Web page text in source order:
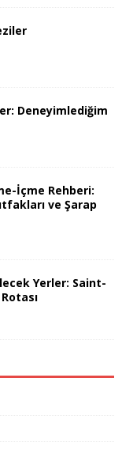
Deneyimlediğim
İçme Rehberi:
ve Şarap
Yerler: Saint-